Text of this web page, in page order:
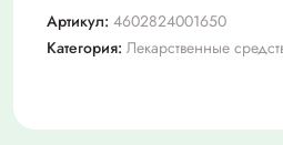
Артикул: 4602824001650
Категория: Лекарственные